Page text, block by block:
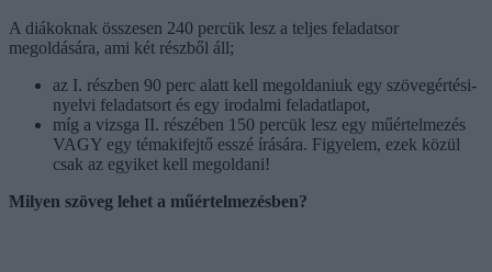
A diákoknak összesen 240 percük lesz a teljes feladatsor
megoldására, ami két részből áll;
az I. részben 90 perc alatt kell megoldaniuk egy szövegértési-
nyelvi feladatsort és egy irodalmi feladatlapot,
míg a vizsga II. részében 150 percük lesz egy műértelmezés
VAGY egy témakifejtő esszé írására. Figyelem, ezek közül
csak az egyiket kell megoldani!
Milyen szöveg lehet a műértelmezésben?